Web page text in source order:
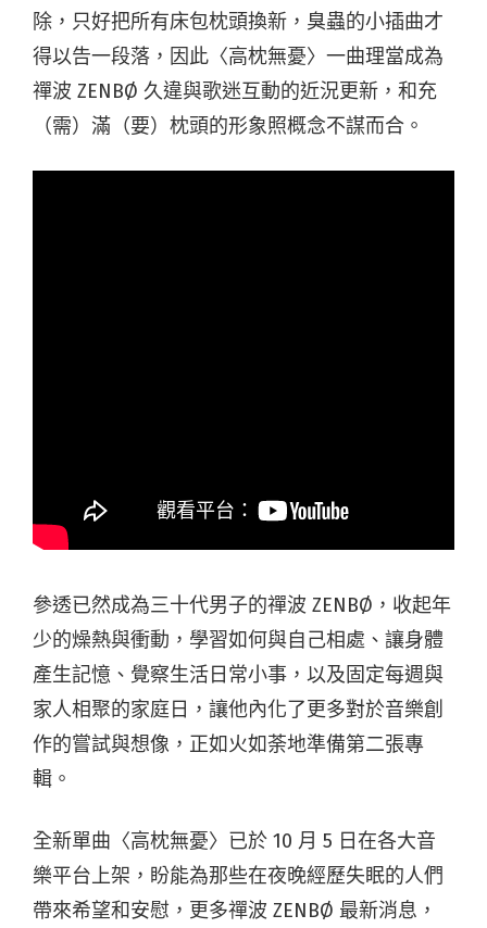
除，只好把所有床包枕頭換新，臭蟲的小插曲才
得以告一段落，因此〈高枕無憂〉一曲理當成為
禪波 ZENBØ 久違與歌迷互動的近況更新，和充
（需）滿（要）枕頭的形象照概念不謀而合。
參透已然成為三十代男子的禪波 ZENBØ，收起年
少的燥熱與衝動，學習如何與自己相處、讓身體
產生記憶、覺察生活日常小事，以及固定每週與
家人相聚的家庭日，讓他內化了更多對於音樂創
作的嘗試與想像，正如火如荼地準備第二張專
輯。
全新單曲〈高枕無憂〉已於 10 月 5 日在各大音
樂平台上架，盼能為那些在夜晚經歷失眠的人們
帶來希望和安慰，更多禪波 ZENBØ 最新消息，